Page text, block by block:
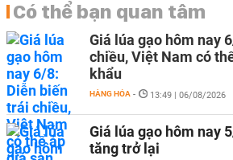
Có thể bạn quan tâm
Giá lúa gạo hôm nay
chiều, Việt Nam có
khẩu
HÀNG HÓA - 13:49 | 06/08/2026
Giá lúa gạo hôm nay
tăng trở lại